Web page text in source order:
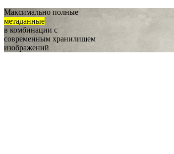
Максимально полные
метаданные
в комбинации с
современным хранилищем
изображений